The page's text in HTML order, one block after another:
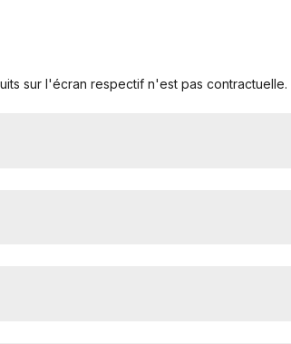
sur l'écran respectif n'est pas contractuelle.